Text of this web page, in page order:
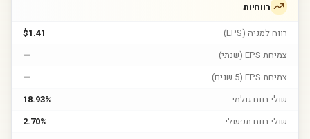
רווחיות
רווח למניה (EPS)
$1.41
צמיחת EPS (שנתי)
—
צמיחת EPS (5 שנים)
—
שולי רווח גולמי
18.93%
שולי רווח תפעולי
2.70%